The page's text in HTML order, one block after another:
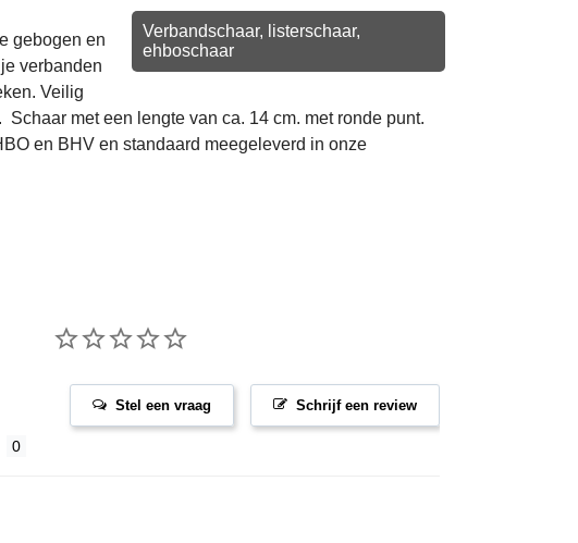
Verbandschaar, listerschaar,
ehboschaar
gebogen en
verbanden
Veilig
met een lengte van ca. 14 cm. met ronde punt.
en BHV en standaard meegeleverd in onze
Schrijf een review
Stel een vraag